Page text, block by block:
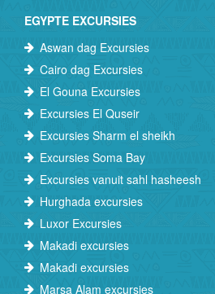
EGYPTE EXCURSIES
Aswan dag Excursies
Cairo dag Excursies
El Gouna Excursies
Excursies El Quseir
Excursies Sharm el sheikh
Excursies Soma Bay
Excursies vanuit sahl hasheesh
Hurghada excursies
Luxor Excursies
Makadi excursies
Makadi excursies
Marsa Alam excursies